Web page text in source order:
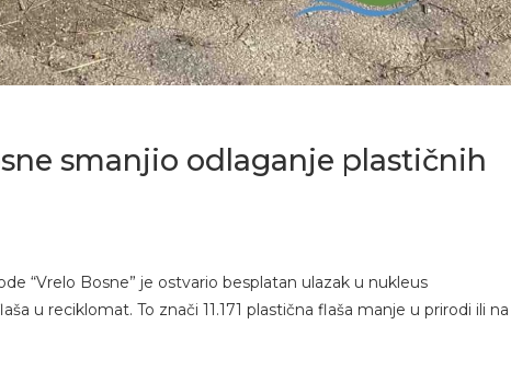
smanjio odlaganje plastičnih
“Vrelo Bosne” je ostvario besplatan ulazak u nukleus
u reciklomat. To znači 11.171 plastična flaša manje u prirodi ili na